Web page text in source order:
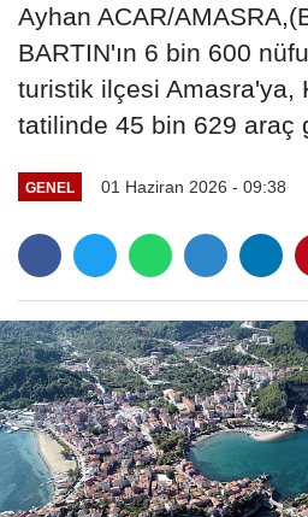
Ayhan ACAR/
BARTIN'ın 6 bin 600
turistik ilçesi Amasra'ya,
tatilinde 45 bin 629 araç
GENEL 01 Haziran 2026 - 09:38